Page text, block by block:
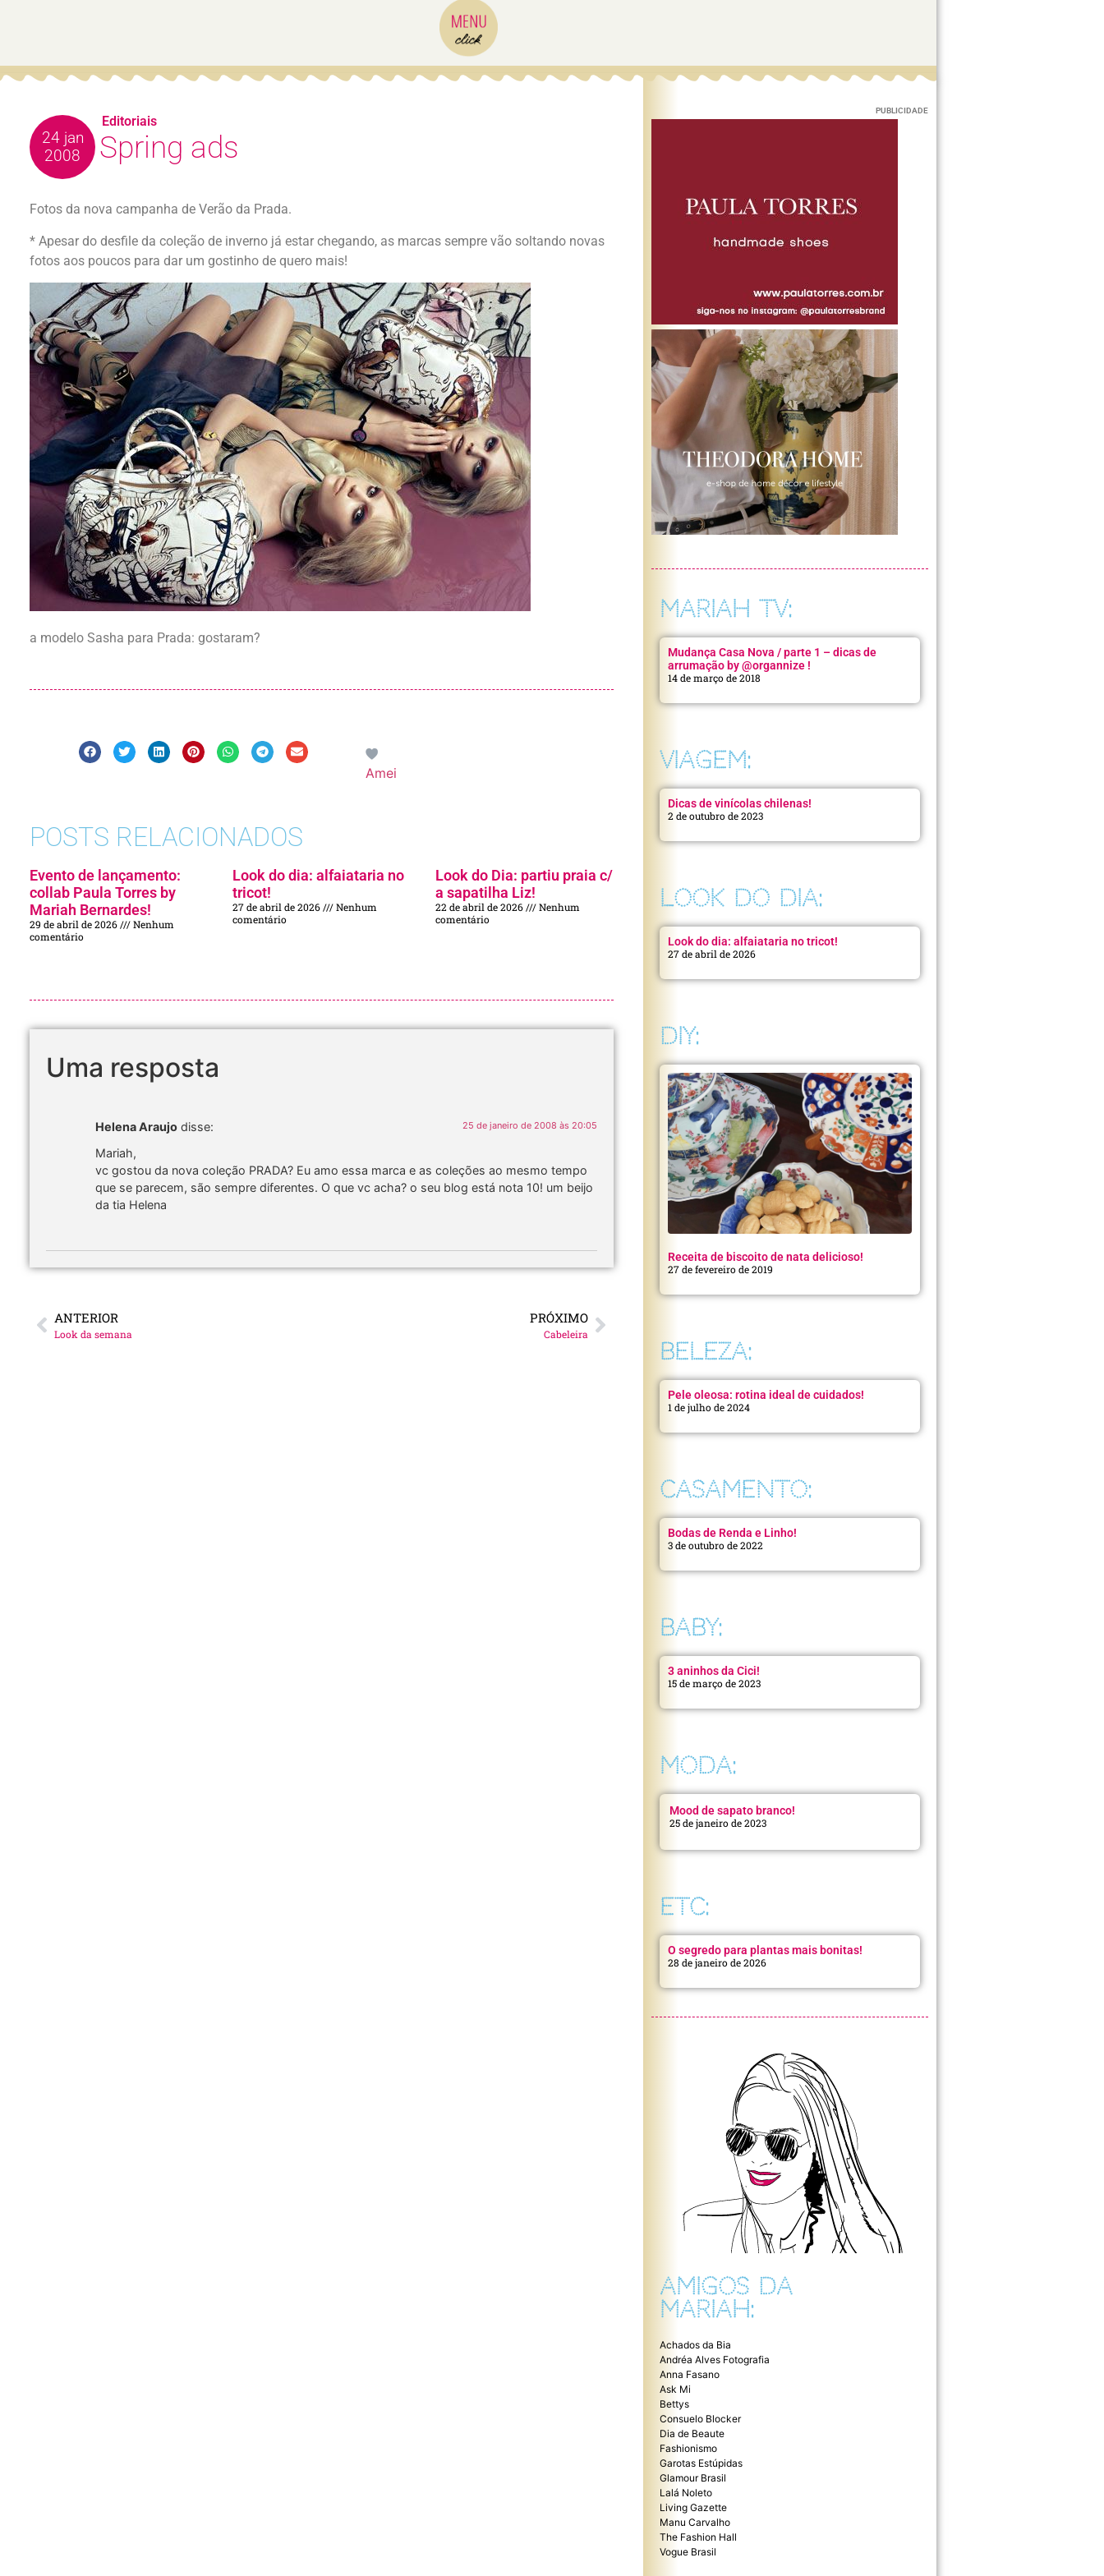
24 jan
2008
Spring ads
Fotos da nova campanha de Verão da Prada.
* Apesar do desfile da coleção de inverno já estar chegando, as marcas sempre vão soltando novas
fotos aos poucos para dar um gostinho de quero mais!
a modelo Sasha para Prada: gostaram?
Amei
POSTS RELACIONADOS
Evento de lançamento:
collab Paula Torres by
Mariah Bernardes!
29 de abril de 2026
Nenhum
comentário
Look do dia: alfaiataria no
tricot!
27 de abril de 2026
Nenhum
comentário
Look do Dia: partiu praia c/
a sapatilha Liz!
22 de abril de 2026
Nenhum
comentário
Uma resposta
Helena Araujo disse: 25 de janeiro de 2008 às 20:05
Mariah,
vc gostou da nova coleção PRADA? Eu amo essa marca e as coleções ao mesmo tempo
que se parecem, são sempre diferentes. O que vc acha? o seu blog está nota 10! um beijo
da tia Helena
ANTERIOR
Look da semana
PRÓXIMO
Cabeleira
Editoriais
PUBLICIDADE
MARIAH TV:
Mudança Casa Nova / parte 1 – dicas de
arrumação by @organnize !
14 de março de 2018
VIAGEM:
Dicas de vinícolas chilenas!
2 de outubro de 2023
LOOK DO DIA:
Look do dia: alfaiataria no tricot!
27 de abril de 2026
DIY:
Receita de biscoito de nata delicioso!
27 de fevereiro de 2019
BELEZA:
Pele oleosa: rotina ideal de cuidados!
1 de julho de 2024
CASAMENTO:
Bodas de Renda e Linho!
3 de outubro de 2022
BABY:
3 aninhos da Cici!
15 de março de 2023
MODA:
Mood de sapato branco!
25 de janeiro de 2023
ETC:
O segredo para plantas mais bonitas!
28 de janeiro de 2026
AMIGOS DA
MARIAH:
Achados da Bia
Andréa Alves Fotografia
Anna Fasano
Ask Mi
Bettys
Consuelo Blocker
Dia de Beaute
Fashionismo
Garotas Estúpidas
Glamour Brasil
Lalá Noleto
Living Gazette
Manu Carvalho
The Fashion Hall
Vogue Brasil